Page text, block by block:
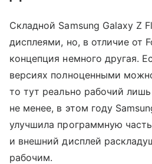
Складной Samsung Galaxy Z
дисплеями, но, в отличие от
концепция немного другая.
версиях полноценными
то тут реально рабочий
не менее, в этом году
улучшила программную
и внешний дисплей
рабочим.